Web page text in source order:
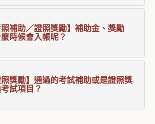
照補助／證照獎勵】補助金、獎勵
時候會入帳呢？
照獎勵】通過的考試補助或是證照獎
試項目？